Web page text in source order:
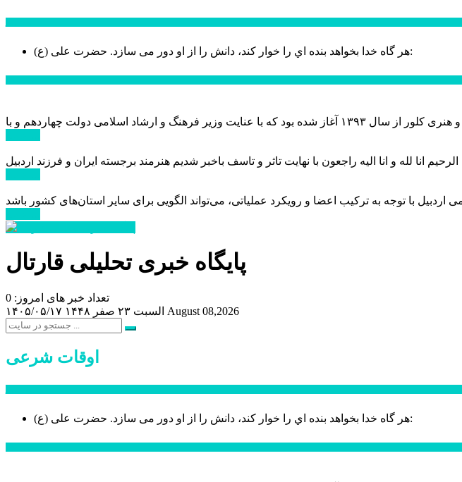
هر گاه خدا بخواهد بنده اي را خوار كند، دانش را از او دور می سازد.حضرت علی (ع):
پایگاه خبری تحلیلی قارتال
تعداد خبر های امروز: 0
۱۴۰۵/۰۵/۱۷
السبت ۲۳ صفر ۱۴۴۸ August 08,2026
اوقات شرعی
هر گاه خدا بخواهد بنده اي را خوار كند، دانش را از او دور می سازد.حضرت علی (ع):